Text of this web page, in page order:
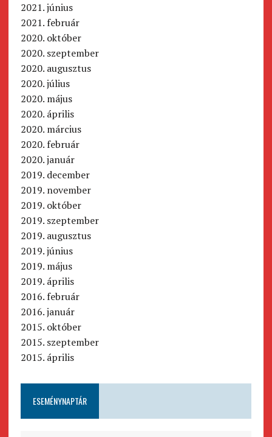
2021. június
2021. február
2020. október
2020. szeptember
2020. augusztus
2020. július
2020. május
2020. április
2020. március
2020. február
2020. január
2019. december
2019. november
2019. október
2019. szeptember
2019. augusztus
2019. június
2019. május
2019. április
2016. február
2016. január
2015. október
2015. szeptember
2015. április
ESEMÉNYNAPTÁR